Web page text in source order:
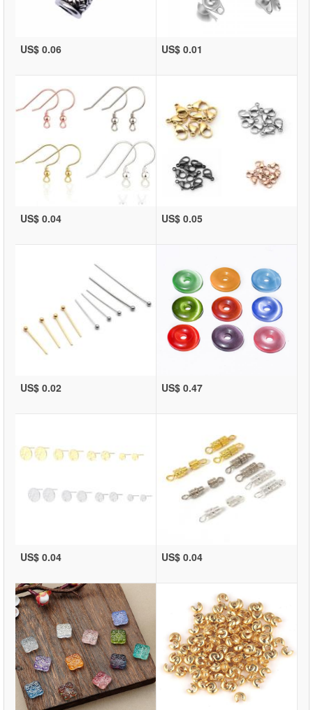
US$ 0.06 US$ 0.01
US$ 0.04 US$ 0.05
US$ 0.02 US$ 0.47
US$ 0.04 US$ 0.04